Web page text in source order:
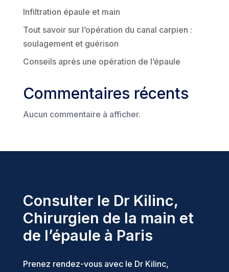
Infiltration épaule et main
Tout savoir sur l’opération du canal carpien :
soulagement et guérison
Conseils après une opération de l’épaule
Commentaires récents
Aucun commentaire à afficher.
Consulter le Dr Kilinc,
Chirurgien de la main et
de l’épaule à Paris
Prenez rendez-vous avec le Dr Kilinc,